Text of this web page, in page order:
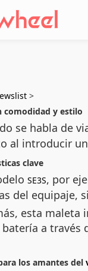
>
comodidad y estilo
se habla de
al introducir
clave
SE3S, por
del equipaje,
esta maleta
a través
los amantes del